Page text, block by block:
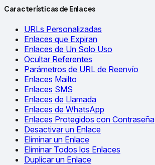
Características de Enlaces
URLs Personalizadas
Enlaces que Expiran
Enlaces de Un Solo Uso
Ocultar Referentes
Parámetros de URL de Reenvío
Enlaces Mailto
Enlaces SMS
Enlaces de Llamada
Enlaces de WhatsApp
Enlaces Protegidos con Contraseña
Desactivar un Enlace
Eliminar un Enlace
Eliminar Todos los Enlaces
Duplicar un Enlace